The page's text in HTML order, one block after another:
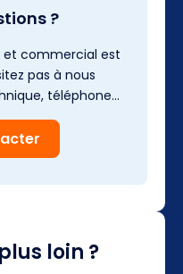
?
et commercial est
pas à nous
téléphone…
loin ?